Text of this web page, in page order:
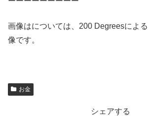
画像はについては、200 Degreesによ
像です。
お金
シェアする